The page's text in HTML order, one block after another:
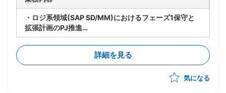
・ロジ系領域(SAP SD/MM)におけるフェーズ1保守と
拡張計画のPJ推進
・要員管理、進捗管理、タスク管理を担当
・設計レビューの実施
・関係者調整(エンドユーザ・ベンダー・オフショア開
発メンバ間)
・ベンダー統制及びチームコミュニケーションの推進
詳細を見る
気になる